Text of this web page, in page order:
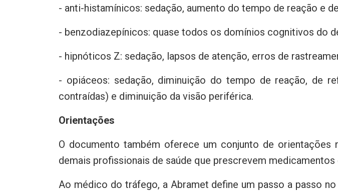
- anti-histamínicos: sedação, aumento do tempo de reação e
- benzodiazepínicos: quase todos os domínios cognitivos do
- hipnóticos Z: sedação, lapsos de atenção, erros de
- opiáceos: sedação, diminuição do tempo de reação, de
contraídas) e diminuição da visão periférica.
Orientações
O documento também oferece um conjunto de
demais profissionais de saúde que prescrevem
Ao médico do tráfego, a Abramet define um passo a passo